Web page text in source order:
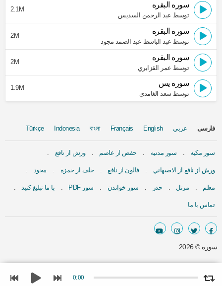
سوره البقره
توسط عبد الرحمن السديس
2.1M
سوره البقره
توسط عبد الباسط عبد الصمد مجود
2M
سوره البقره
توسط عمر القزابري
2M
سوره يس
توسط سعد الغامدي
1.9M
فارسی عربي English
Français
বাংলা
Indonesia
Türkçe
سور مكيه سور مدنيه حفص از عاصم ورش از نافع
ورش از نافع از الاصبهاني فالون از نافع خلف از حمزة مجود
معلم مرتل حدر سور خواندن سور PDF با ما تبلیغ کنید
تماس با ما
سورة © 2026
0:00